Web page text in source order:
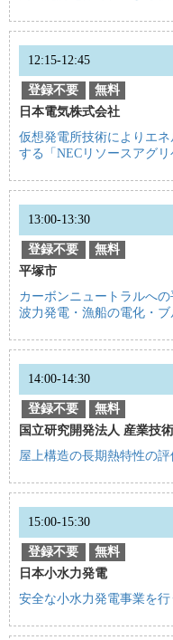
12:15-12:45
登録不要
無料
日本電気株式会社
仮想発電所技術によりエ
する「NECリソースアグリ
13:00-13:30
登録不要
無料
平塚市
カーボンニュートラルへ
波力発電・漁船の電化・ブ
14:00-14:30
登録不要
無料
国立研究開発法人 産業技
屋上構造の長期熱特性の
15:00-15:30
登録不要
無料
日本小水力発電
安全な小水力発電事業を行